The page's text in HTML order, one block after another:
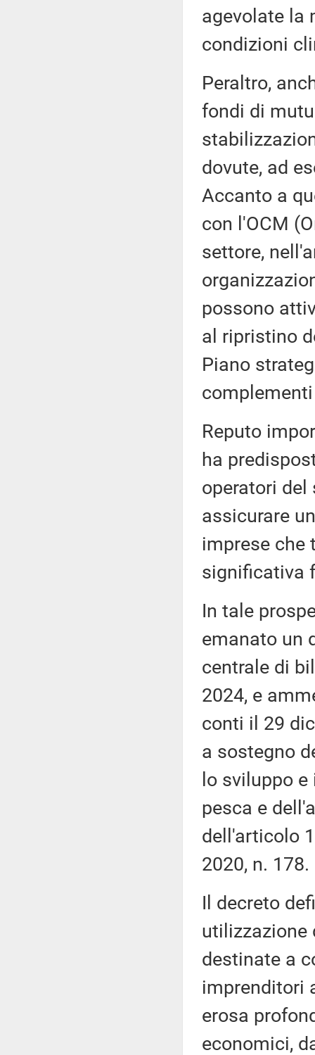
agevolate la
condizioni
Peraltro,
fondi di
dovute, ad
Accanto a
con l'OCM
settore,
possono
al ripristino
Piano
Reputo
ha
operatori
assicurare
imprese che
significativa
In tale
emanato un
centrale di
2024, e
conti il 29
a sostegno
lo sviluppo
pesca e
dell'articolo
2020, n. 178.
Il decreto
utilizzazione
destinate a
imprenditori
erosa
economici,